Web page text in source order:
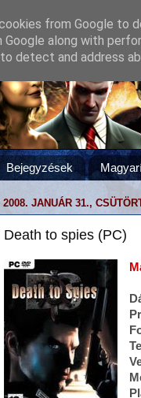
Bejegyzések
2008. JANUÁR 31.,
Death to spies (PC)
from Google to
Google along with
detect and address